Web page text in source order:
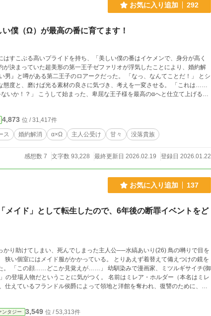
お気に入り追加 292
僕（Ω）が最高の番に育てます！
すこぶる高いプライドを持ち、「美しい僕の番はイケメンで、身分が高く
決まっていた超美形の第一王子ゼファリオが浮気したことにより、婚約解
、磨けば光る素材の良さに気づき、考えを一変させる。 「これは……
のαへと仕立て上げるた
4,873 位 / 31,417件
ス 婚約解消 α×Ω 主人公受け 甘々 没落貴族
感想数 7 文字数 93,228 最終更新日 2026.02.19 登録日 2026.01.22
お気に入り追加 137
メイド」として転生したので、6年後の断罪イベントをど
り助けてしまい、死んでしまった主人公──水縞あいり(26) 鳥の囀りで目を
い個室にはメイド服がかかっている。 とりあえず着替えて備えつけの鏡を
チ(御
の登場人物だということに気がつく。 名前はミレア・ホルダー（本名はミレ
仕えているフランドル侯爵によって領地と洋館を奪われ、復讐のために、フ
、むしろ後押しして見事断罪されてしまうキャラだった。 原作は未完だ
生するなら村人Aとか
ンタジー 3,549 位 / 53,313件